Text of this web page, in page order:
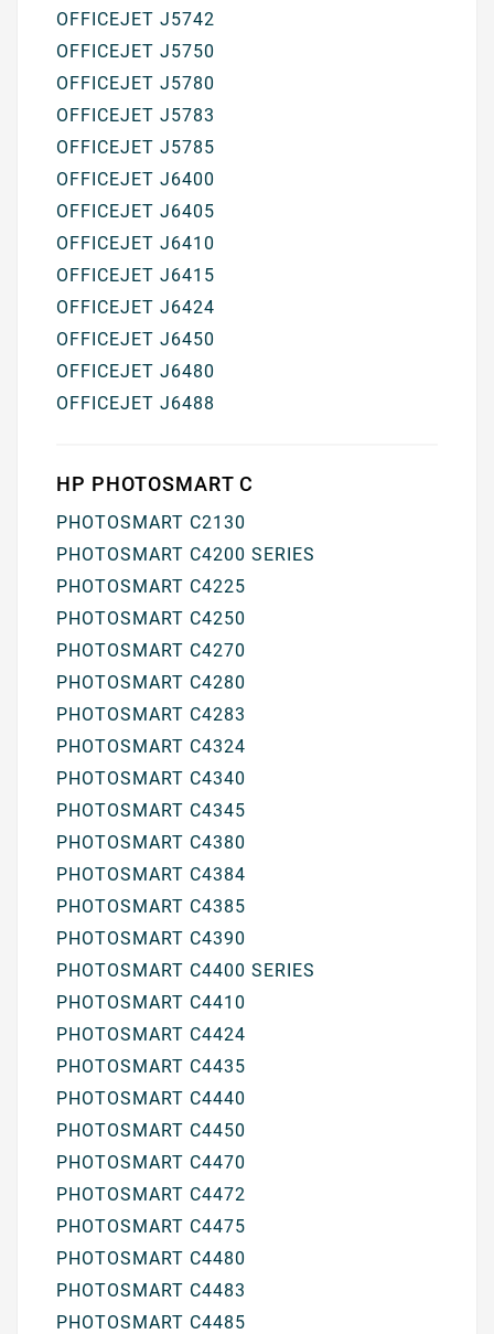
OFFICEJET J5742
OFFICEJET J5750
OFFICEJET J5780
OFFICEJET J5783
OFFICEJET J5785
OFFICEJET J6400
OFFICEJET J6405
OFFICEJET J6410
OFFICEJET J6415
OFFICEJET J6424
OFFICEJET J6450
OFFICEJET J6480
OFFICEJET J6488
HP PHOTOSMART C
PHOTOSMART C2130
PHOTOSMART C4200 SERIES
PHOTOSMART C4225
PHOTOSMART C4250
PHOTOSMART C4270
PHOTOSMART C4280
PHOTOSMART C4283
PHOTOSMART C4324
PHOTOSMART C4340
PHOTOSMART C4345
PHOTOSMART C4380
PHOTOSMART C4384
PHOTOSMART C4385
PHOTOSMART C4390
PHOTOSMART C4400 SERIES
PHOTOSMART C4410
PHOTOSMART C4424
PHOTOSMART C4435
PHOTOSMART C4440
PHOTOSMART C4450
PHOTOSMART C4470
PHOTOSMART C4472
PHOTOSMART C4475
PHOTOSMART C4480
PHOTOSMART C4483
PHOTOSMART C4485